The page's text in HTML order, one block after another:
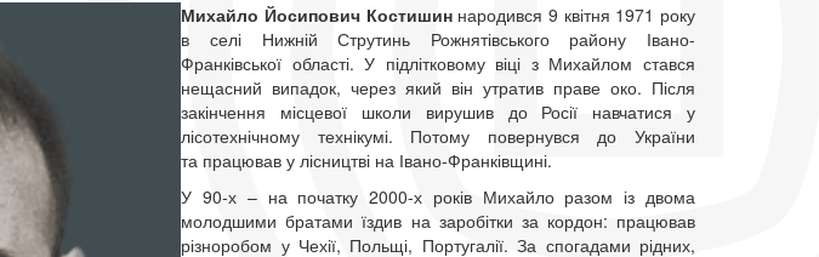
Михайло Йосипович Костишиннародився 9 квітня 1971 року
в селі Нижній Струтинь Рожнятівського району Івано-
Франківської області. У підлітковому віці з Михайлом стався
нещасний випадок, через який він утратив праве око. Після
закінчення місцевої школи вирушив до Росії навчатися у
лісотехнічному технікумі. Потому повернувся до України
та працював у лісництві на Івано-Франківщині.
У 90-х – на початку 2000-х років Михайло разом із двома
молодшими братами їздив на заробітки за кордон: працював
різноробом у Чехії, Польщі, Португалії. За спогадами рідних,